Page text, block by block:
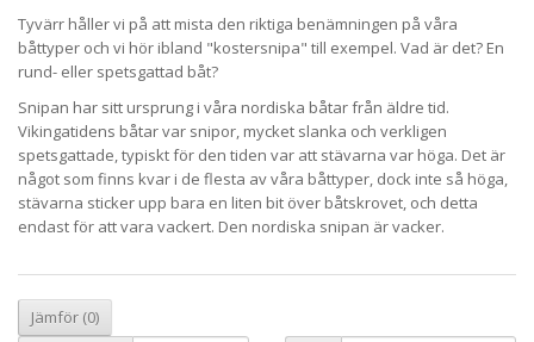
Tyvärr håller vi på att mista den riktiga benämningen på våra
båttyper och vi hör ibland "kostersnipa" till exempel. Vad är det? En
rund- eller spetsgattad båt?
Snipan har sitt ursprung i våra nordiska båtar från äldre tid.
Vikingatidens båtar var snipor, mycket slanka och verkligen
spetsgattade, typiskt för den tiden var att stävarna var höga. Det är
något som finns kvar i de flesta av våra båttyper, dock inte så höga,
stävarna sticker upp bara en liten bit över båtskrovet, och detta
endast för att vara vackert. Den nordiska snipan är vacker.
Jämför (0)